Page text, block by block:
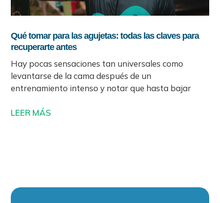
Qué tomar para las agujetas: todas las claves para
recuperarte antes
Hay pocas sensaciones tan universales como
levantarse de la cama después de un
entrenamiento intenso y notar que hasta bajar
LEER MÁS